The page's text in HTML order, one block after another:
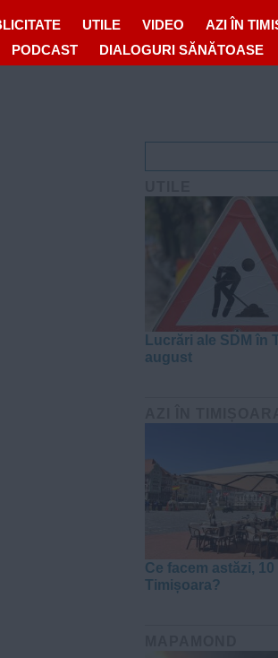
UTILE VIDEO
AZI ÎN
PODCAST DIALOGURI SĂNĂTOASE
Lucrări ale SDM în
august
Ce facem astăzi,
Timișoara?